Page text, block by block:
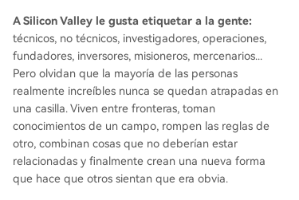
A Silicon Valley le gusta etiquetar a la gente:
técnicos, no técnicos, investigadores, operaciones,
fundadores, inversores, misioneros, mercenarios...
Pero olvidan que la mayoría de las personas
realmente increíbles nunca se quedan atrapadas en
una casilla. Viven entre fronteras, toman
conocimientos de un campo, rompen las reglas de
otro, combinan cosas que no deberían estar
relacionadas y finalmente crean una nueva forma
que hace que otros sientan que era obvia.